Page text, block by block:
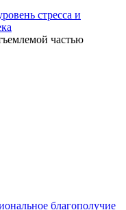
стресса и
частью
благополучие